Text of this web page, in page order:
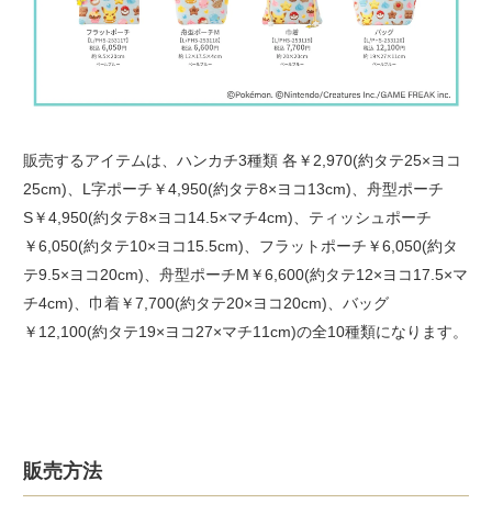
販売するアイテムは、ハンカチ3種類 各￥2,970(約タテ25×ヨコ
25cm)、L字ポーチ￥4,950(約タテ8×ヨコ13cm)、舟型ポーチ
S￥4,950(約タテ8×ヨコ14.5×マチ4cm)、ティッシュポーチ
￥6,050(約タテ10×ヨコ15.5cm)、フラットポーチ￥6,050(約タ
テ9.5×ヨコ20cm)、舟型ポーチM￥6,600(約タテ12×ヨコ17.5×マ
チ4cm)、巾着￥7,700(約タテ20×ヨコ20cm)、バッグ
￥12,100(約タテ19×ヨコ27×マチ11cm)の全10種類になります。
販売方法